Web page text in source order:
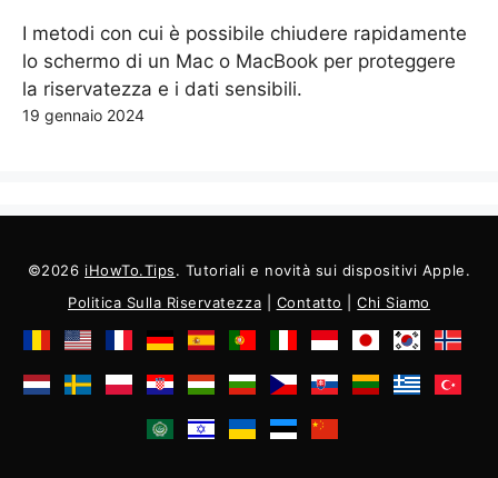
I metodi con cui è possibile chiudere rapidamente
lo schermo di un Mac o MacBook per proteggere
la riservatezza e i dati sensibili.
19 gennaio 2024
©2026 iHowTo.Tips. Tutoriali e novità sui dispositivi Apple.
Politica Sulla Riservatezza
Contatto |Chi Siamo